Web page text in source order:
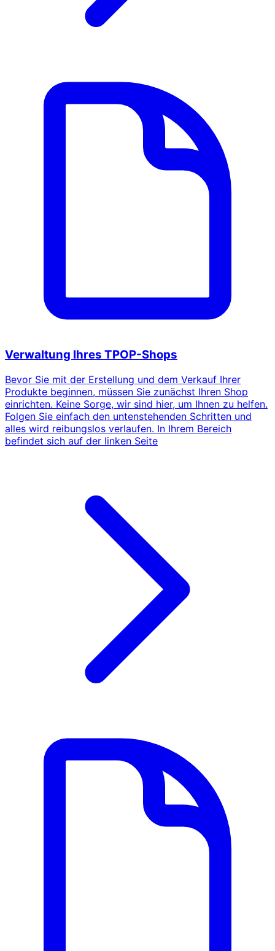
Verwaltung Ihres TPOP-Shops
Bevor Sie mit der Erstellung und dem Verkauf Ihrer
Produkte beginnen, müssen Sie zunächst Ihren Shop
einrichten. Keine Sorge, wir sind hier, um Ihnen zu helfen.
Folgen Sie einfach den untenstehenden Schritten und
alles wird reibungslos verlaufen. In Ihrem Bereich
befindet sich auf der linken Seite